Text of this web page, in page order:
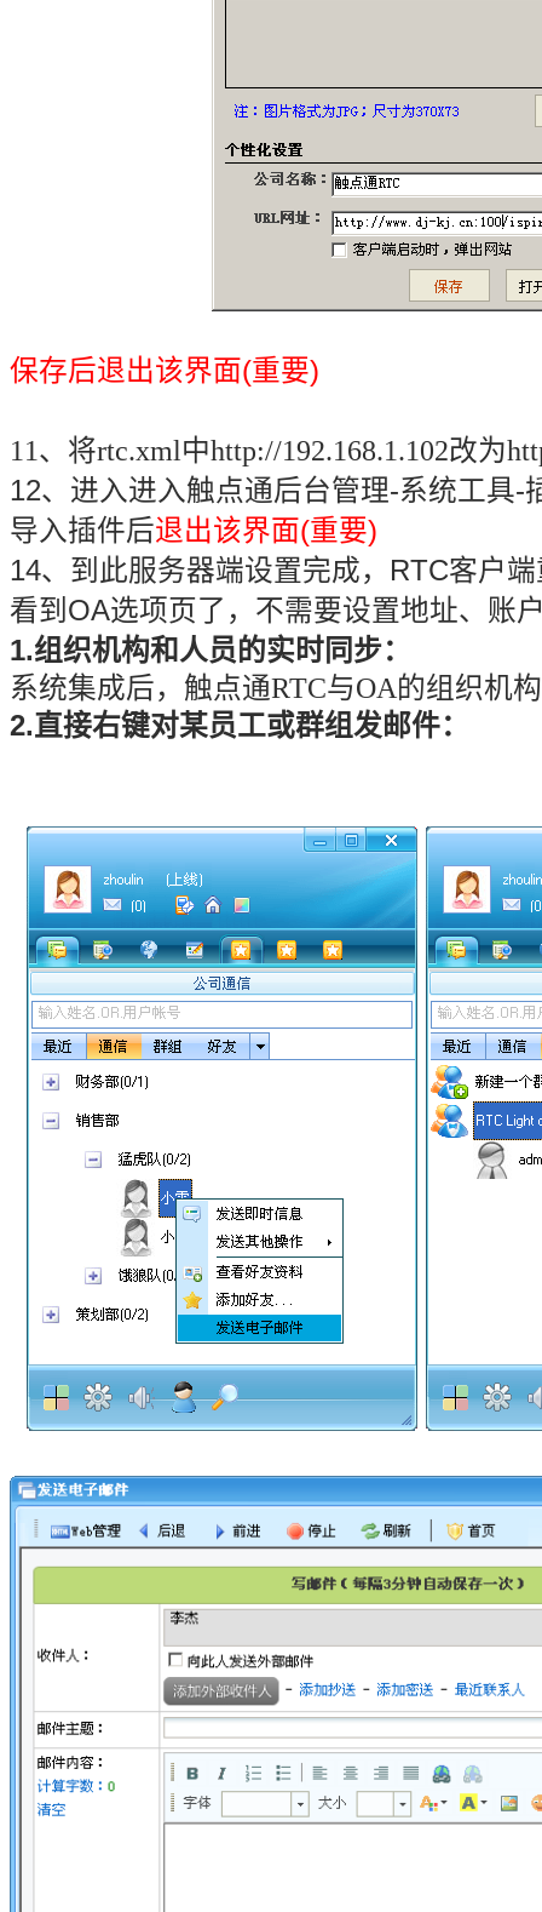
保存后退出该界面(重要)
11、将rtc.xml中http://192.168.1.102改为
12、进入进入触点通后台管理-系统工具-
导入插件后退出该界面(重要)
14、到此服务器端设置完成，RTC客户
看到OA选项页了，不需要设置地址、账
1.组织机构和人员的实时同步：
系统集成后，触点通RTC与OA的组织机
2.直接右键对某员工或群组发邮件：